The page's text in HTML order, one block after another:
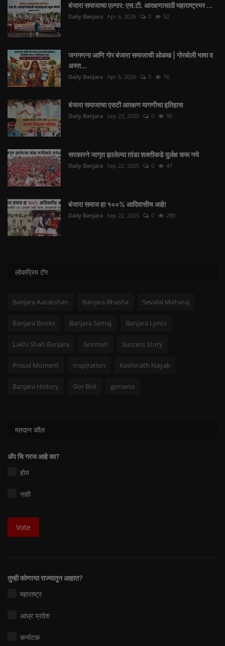
बंजारा समाजाचा एल्गार: एस.टी. आरक्षणासाठी महाराष्ट्रभर ...
Daily Banjara Apr 6, 2026 0 52
जनगणना आणि गोर बंजारा समाजाची ओळख | गोरबोली भाषा व
अस्त...
Daily Banjara Apr 6, 2026 0 76
बंजारा समाजाचा एसटी आरक्षण मागणीचा इतिहास
Daily Banjara Sep 23, 2025 0 90
सरकारने जागृत झालेल्या तांडा शक्तीकडे दुर्लक्ष करू नये
Daily Banjara Sep 22, 2025 0 47
बंजारा समाज हा १००% आदिवासीच आहे!
Daily Banjara Sep 22, 2025 0 280
लोकप्रिय टॅग
Banjara Aarakshan Banjara Bhasha Sevalal Maharaj
Banjara Books Banjara Samaj Banjara Lyrics
Lakhi Shah Banjara Gormati Success Story
Proud Moment Inspiration Kashinath Nayak
Banjara History Gor Boli gorsena
मतदान कौल
ॲप चि गरज आहे का?
होय
नाही
Vote
तुम्ही कोणत्या राज्यातून आहात?
महाराष्ट्र
आंध्र प्रदेश
कर्नाटक